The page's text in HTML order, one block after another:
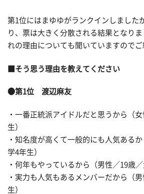
第1位にはまゆゆがランクインしました
り、票は大きく分散される結果となり
れの理由についても聞いていますのでご
■そう思う理由を教えてください
●第1位 渡辺麻友
・一番正統派アイドルだと思うから（
生）
・知名度が高くて一般的にも人気ある
学4年生）
・何年もやっているから（男性／19歳／
・実力も人気もあるメンバーだから（
生）